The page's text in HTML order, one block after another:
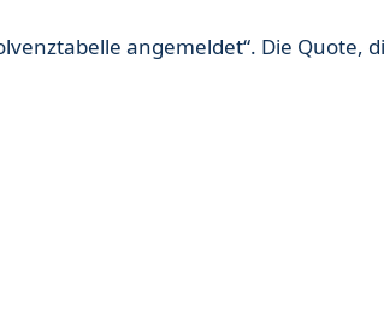
angemeldet“. Die Quote,